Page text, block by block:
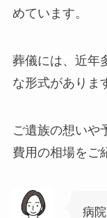
めています。
葬儀には、近年
な形式がありま
ご遺族の想いや
費用の相場をご
病